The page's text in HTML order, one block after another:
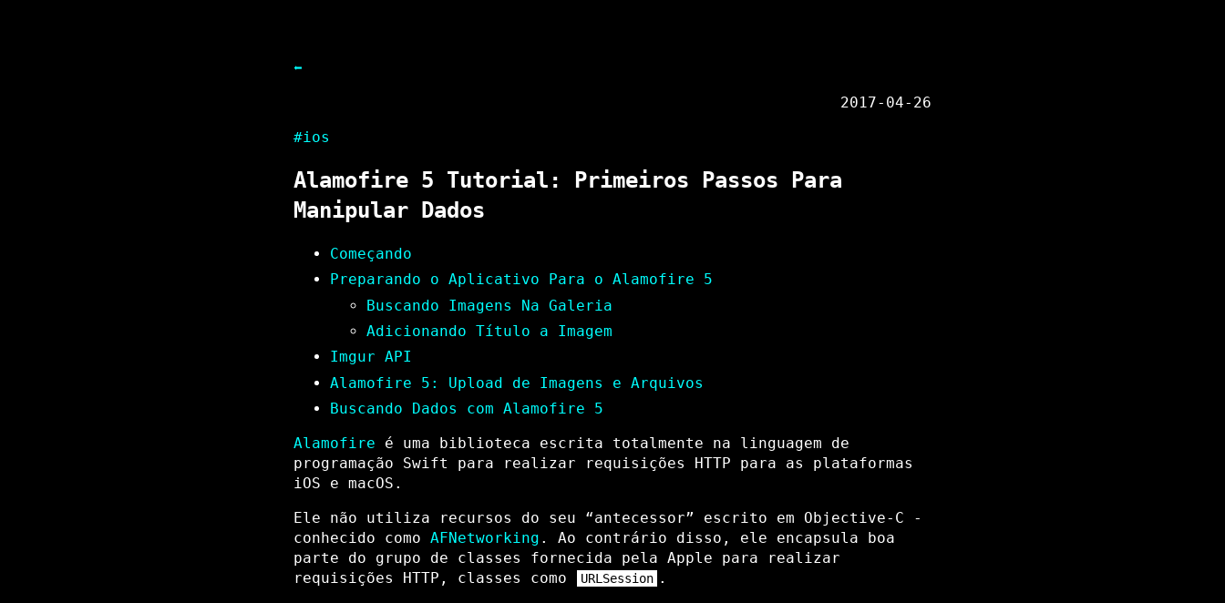
⬅
2017-04-26
#ios
Alamofire 5 Tutorial: Primeiros Passos Para
Manipular Dados
Começando
Preparando o Aplicativo Para o Alamofire 5
Buscando Imagens Na Galeria
Adicionando Título a Imagem
Imgur API
Alamofire 5: Upload de Imagens e Arquivos
Buscando Dados com Alamofire 5
Alamofire é uma biblioteca escrita totalmente na linguagem de
programação Swift para realizar requisições HTTP para as plataformas
iOS e macOS.
Ele não utiliza recursos do seu “antecessor” escrito em Objective-C -
conhecido como AFNetworking . Ao contrário disso, ele encapsula boa
parte do grupo de classes fornecida pela Apple para realizar
requisições HTTP, classes como
URLSession .